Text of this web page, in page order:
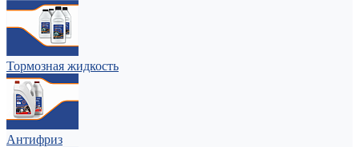
Тормозная жидкость
Антифриз